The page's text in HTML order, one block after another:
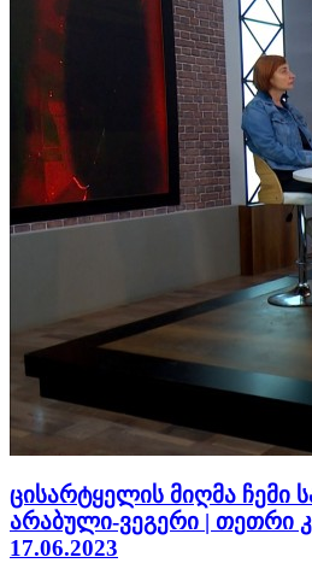
ცისარტყელის მიღმა ჩემი
არაბული-ვეგერი | თეთრი
17.06.2023